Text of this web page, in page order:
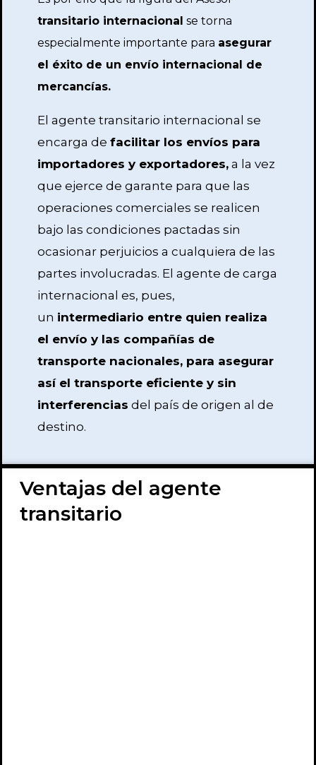
transitario internacional se torna
especialmente importante para asegurar
el éxito de un envío internacional de
mercancías.
El agente transitario internacional se
encarga de facilitar los envíos para
importadores y exportadores, a la vez
que ejerce de garante para que las
operaciones comerciales se realicen
bajo las condiciones pactadas sin
ocasionar perjuicios a cualquiera de las
partes involucradas. El agente de carga
internacional es, pues,
un intermediario entre quien realiza
el envío y las compañías de
transporte nacionales, para asegurar
así el transporte eficiente y sin
interferencias del país de origen al de
destino.
Ventajas del agente
transitario